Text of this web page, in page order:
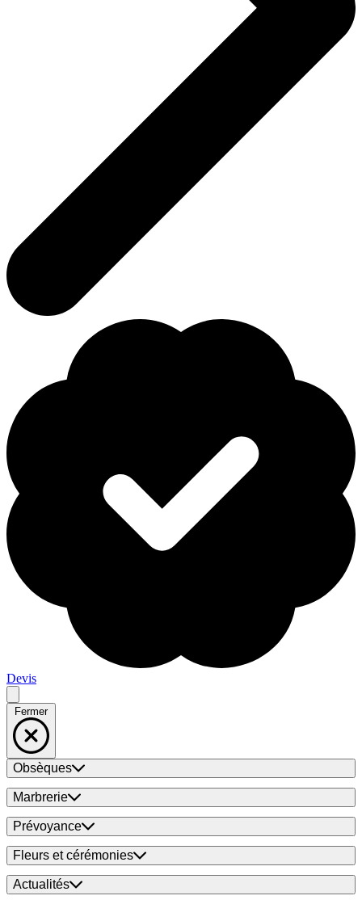
Devis
Fermer
Obsèques
Marbrerie
Prévoyance
Fleurs et cérémonies
Actualités